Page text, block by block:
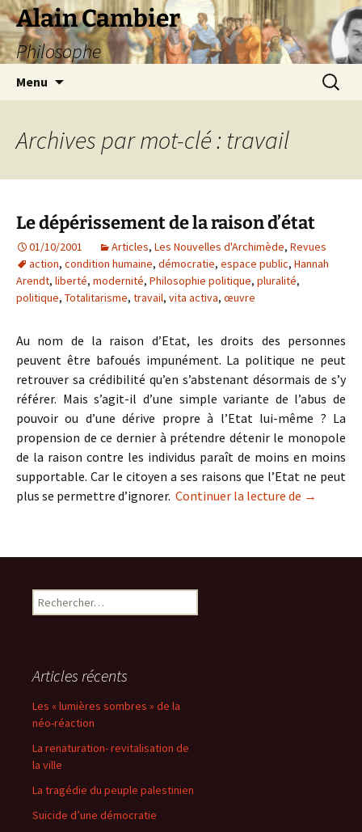
Aller
au
contenu
Alain Cambier
Philosophe
Menu
Archives par mot-clé : travail
Le dépérissement de la raison d’état
01/10/2001 Articles, Les Nouvelles d'Archimède, Revues
action, condition humaine, démocratie, espace public, Hannah
Arendt, liberté, modernité, Philosophie politique, pluralité,
politique, Totalitarisme, travail, vita activa, œuvre
Au nom de la raison d’Etat, les droits des personnes
peuvent être bafoués impunément. La politique ne peut
retrouver sa crédibilité qu’en s’abstenant désormais de s’y
référer. Mais s’agit-il d’une simple variante de l’abus de
pouvoir ou d’une dérive propre à l’Etat lui-même ? La
propension de ce dernier à prétendre détenir le monopole
de la raison contre les individus paraît de moins en moins
supportable. Car le citoyen a ses raisons que l’Etat ne peut
plus se permettre d’ignorer. Continuer la lecture de Le
→
Rechercher :
Articles récents
Les « lumières sombres » de la
néo-réaction
La renaturation- revitalisation de
la ville
La tragédie du peuple palestinien
Suicide d’une démocratie